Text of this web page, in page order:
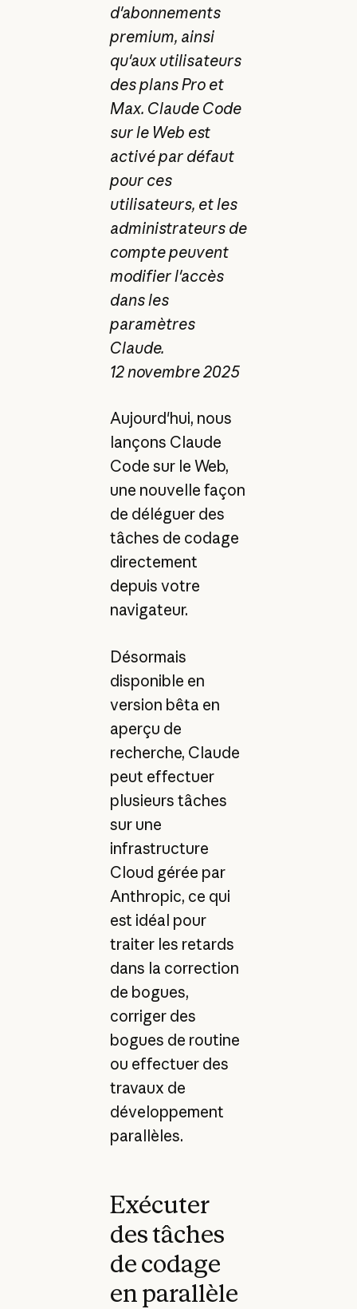
d'abonnements
premium, ainsi
qu'aux utilisateurs
des plans Pro et
Max. Claude Code
sur le Web est
activé par défaut
pour ces
utilisateurs, et les
administrateurs de
compte peuvent
modifier l'accès
dans les
paramètres
Claude.
12 novembre 2025
Aujourd'hui, nous
lançons Claude
Code sur le Web,
une nouvelle façon
de déléguer des
tâches de codage
directement
depuis votre
navigateur.
Désormais
disponible en
version bêta en
aperçu de
recherche, Claude
peut effectuer
plusieurs tâches
sur une
infrastructure
Cloud gérée par
Anthropic, ce qui
est idéal pour
traiter les retards
dans la correction
de bogues,
corriger des
bogues de routine
ou effectuer des
travaux de
développement
parallèles.
Exécuter
des tâches
de codage
en parallèle